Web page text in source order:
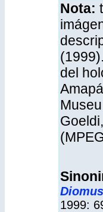
Nota:
del
1999: